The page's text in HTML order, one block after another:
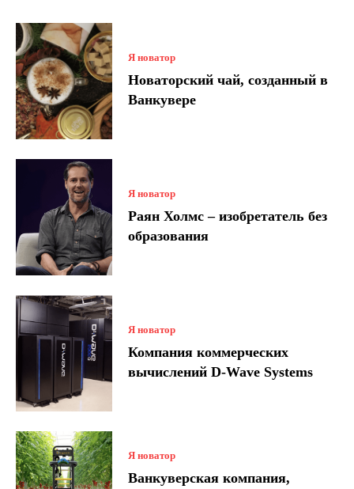
Я новатор
Новаторский чай, созданный в
Ванкувере
Я новатор
Раян Холмс – изобретатель без
образования
Я новатор
Компания коммерческих
вычислений D-Wave Systems
Я новатор
Ванкуверская компания,